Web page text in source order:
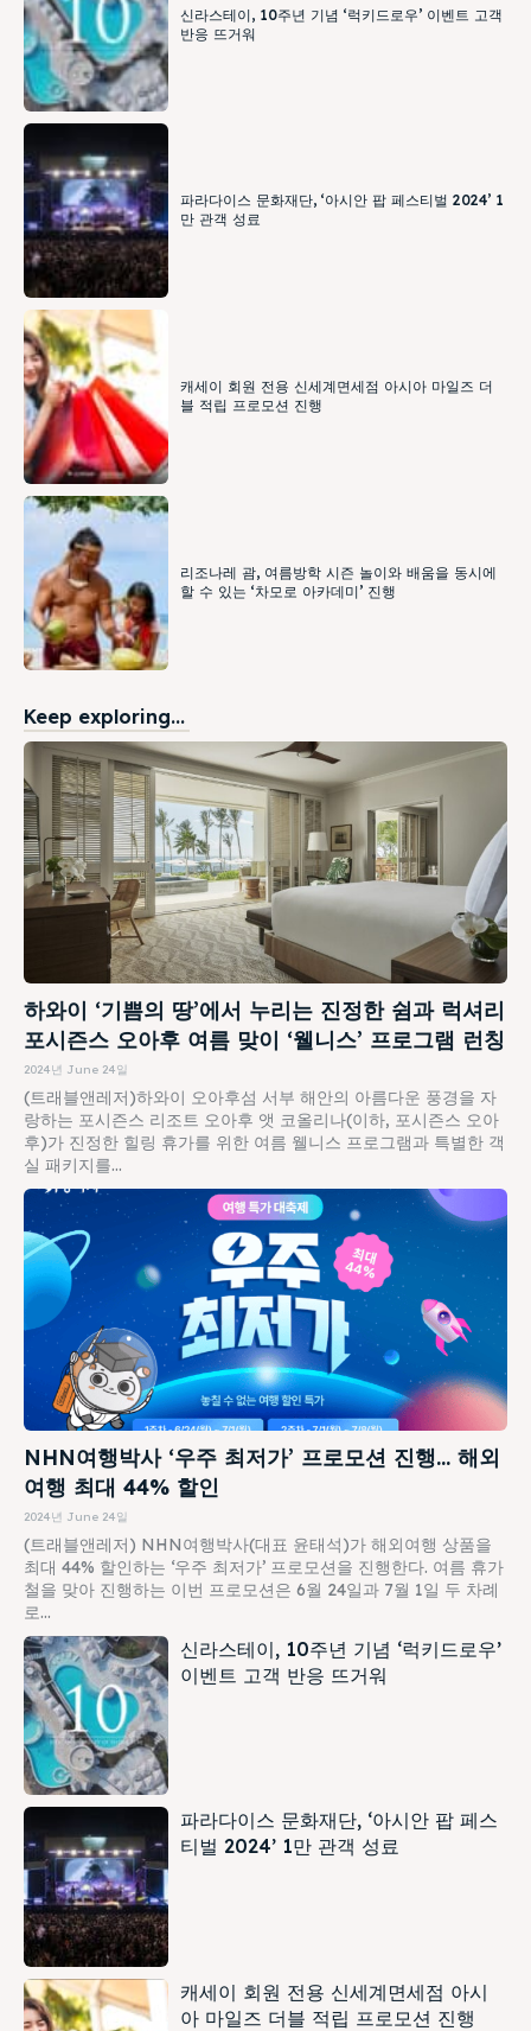
신라스테이, 10주년 기념 ‘럭키드로우’ 이벤트 고객
반응 뜨거워
파라다이스 문화재단, ‘아시안 팝 페스티벌 2024’ 1
만 관객 성료
캐세이 회원 전용 신세계면세점 아시아 마일즈 더
블 적립 프로모션 진행
리조나레 괌, 여름방학 시즌 놀이와 배움을 동시에
할 수 있는 ‘차모로 아카데미’ 진행
Keep exploring...
하와이 ‘기쁨의 땅’에서 누리는 진정한 쉼과 럭셔리
포시즌스 오아후 여름 맞이 ‘웰니스’ 프로그램 런칭
2024년 June 24일
(트래블앤레저)하와이 오아후섬 서부 해안의 아름다운 풍경을 자
랑하는 포시즌스 리조트 오아후 앳 코올리나(이하, 포시즌스 오아
후)가 진정한 힐링 휴가를 위한 여름 웰니스 프로그램과 특별한 객
실 패키지를...
NHN여행박사 ‘우주 최저가’ 프로모션 진행… 해외
여행 최대 44% 할인
2024년 June 24일
(트래블앤레저) NHN여행박사(대표 윤태석)가 해외여행 상품을
최대 44% 할인하는 ‘우주 최저가’ 프로모션을 진행한다. 여름 휴가
철을 맞아 진행하는 이번 프로모션은 6월 24일과 7월 1일 두 차례
로...
신라스테이, 10주년 기념 ‘럭키드로우’
이벤트 고객 반응 뜨거워
파라다이스 문화재단, ‘아시안 팝 페스
티벌 2024’ 1만 관객 성료
캐세이 회원 전용 신세계면세점 아시
아 마일즈 더블 적립 프로모션 진행